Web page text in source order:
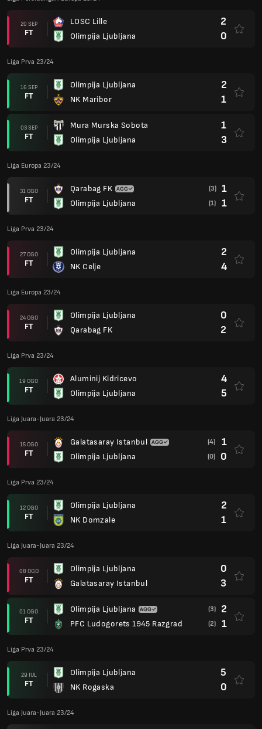
20 SEP
FT
LOSC Lille
Olimpija Ljubljana
2
0
Liga Prva 23/24
16 SEP
FT
Olimpija Ljubljana
NK Maribor
2
1
03 SEP
FT
Mura Murska Sobota
Olimpija Ljubljana
1
3
Liga Europa 23/24
31 OGO
FT
Qarabag FK
Olimpija Ljubljana
(3) 1
(1) 1
Liga Prva 23/24
27 OGO
FT
Olimpija Ljubljana
NK Celje
2
4
Liga Europa 23/24
24 OGO
FT
Olimpija Ljubljana
Qarabag FK
0
2
Liga Prva 23/24
19 OGO
FT
Aluminij Kidricevo
Olimpija Ljubljana
4
5
Liga Juara-Juara 23/24
15 OGO
FT
Galatasaray Istanbul
Olimpija Ljubljana
(4) 1
(0) 0
Liga Prva 23/24
12 OGO
FT
Olimpija Ljubljana
NK Domzale
2
1
Liga Juara-Juara 23/24
08 OGO
FT
Olimpija Ljubljana
Galatasaray Istanbul
0
3
01 OGO
FT
Olimpija Ljubljana
PFC Ludogorets 1945 Razgrad
(3) 2
(2) 1
Liga Prva 23/24
29 JUL
FT
Olimpija Ljubljana
NK Rogaska
5
0
Liga Juara-Juara 23/24